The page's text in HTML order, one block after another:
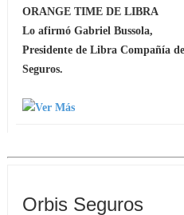
ORANGE TIME DE LIBRA
Lo afirmó Gabriel Bussola,
Presidente de Libra Compañía de
Seguros.
Orbis Seguros